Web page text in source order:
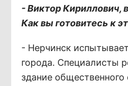
- Виктор Кириллович,
Как вы готовитесь к
- Нерчинск
города. Специалисты
здание